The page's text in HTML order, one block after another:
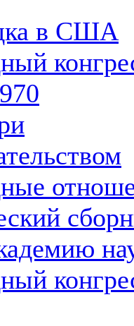
в США